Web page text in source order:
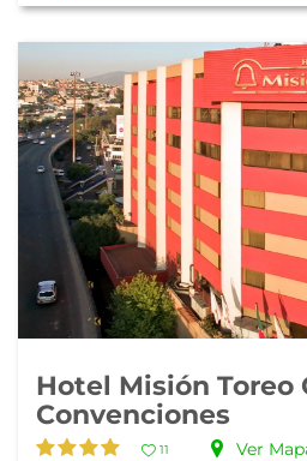
Hotel Misión Toreo
Convenciones
11
Ver